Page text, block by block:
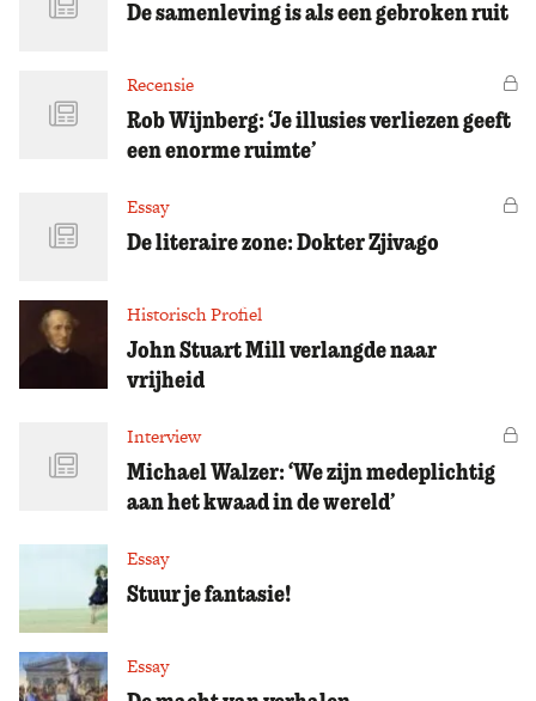
De samenleving is als een gebroken ruit
Recensie
Rob Wijnberg: ‘Je illusies verliezen geeft
een enorme ruimte’
Essay
De literaire zone: Dokter Zjivago
Historisch Profiel
John Stuart Mill verlangde naar
vrijheid
Interview
Michael Walzer: ‘We zijn medeplichtig
aan het kwaad in de wereld’
Essay
Stuur je fantasie!
Essay